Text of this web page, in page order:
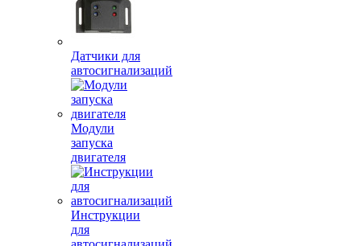
Датчики для
автосигнализаций
Модули
запуска
двигателя
Инструкции
для